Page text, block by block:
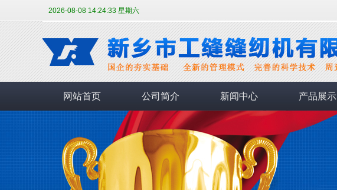
2026-08-08 14:24:33 星期六
网站首页 公司简介 新闻中心 产品展示